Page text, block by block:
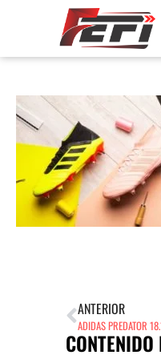
ANTERIOR
ADIDAS PREDATOR